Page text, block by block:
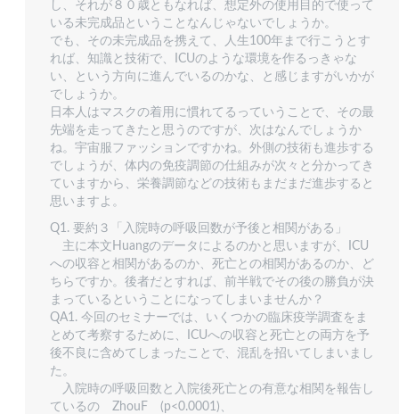
し、それが８０歳ともなれば、想定外の使用目的で使って
いる未完成品ということなんじゃないでしょうか。
でも、その未完成品を携えて、人生100年まで行こうとす
れば、知識と技術で、ICUのような環境を作るっきゃな
い、という方向に進んでいるのかな、と感じますがいかが
でしょうか。
日本人はマスクの着用に慣れてるっていうことで、その最
先端を走ってきたと思うのですが、次はなんでしょうか
ね。宇宙服ファッションですかね。外側の技術も進歩する
でしょうが、体内の免疫調節の仕組みが次々と分かってき
ていますから、栄養調節などの技術もまだまだ進歩すると
思いますよ。
Q1. 要約３「入院時の呼吸回数が予後と相関がある」
主に本文Huangのデータによるのかと思いますが、ICU
への収容と相関があるのか、死亡との相関があるのか、ど
ちらですか。後者だとすれば、前半戦でその後の勝負が決
まっているということになってしまいませんか？
QA1. 今回のセミナーでは、いくつかの臨床疫学調査をま
とめて考察するために、ICUへの収容と死亡との両方を予
後不良に含めてしまったことで、混乱を招いてしまいまし
た。
入院時の呼吸回数と入院後死亡との有意な相関を報告し
ているの ZhouF (p<0.0001)、